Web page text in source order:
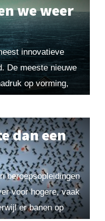
we weer
innovatieve
De meeste nieuwe
op vorming,
dan een
beroepsopleidingen
voor hogere, vaak
er banen op